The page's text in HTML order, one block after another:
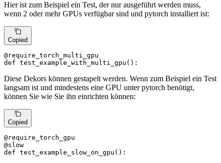
Hier ist zum Beispiel ein Test, der nur ausgeführt werden muss,
wenn 2 oder mehr GPUs verfügbar sind und pytorch installiert ist:
Copied
@require_torch_multi_gpu
def test_example_with_multi_gpu ():
Diese Dekors können gestapelt werden. Wenn zum Beispiel ein Test
langsam ist und mindestens eine GPU unter pytorch benötigt,
können Sie wie Sie ihn einrichten können:
Copied
@require_torch_gpu
@slow
def test_example_slow_on_gpu ():